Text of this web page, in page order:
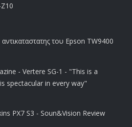
του Epson TW9400
- Vertere SG-1 - "This is a
spectacular in every way"
PX7 S3 - Soun&Vision Review